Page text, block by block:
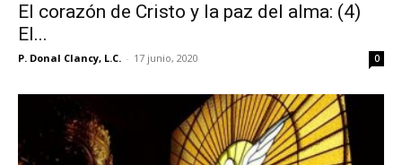
El corazón de Cristo y la paz del alma: (4)
El...
P. Donal Clancy, L.C. - 17 junio, 2020 0